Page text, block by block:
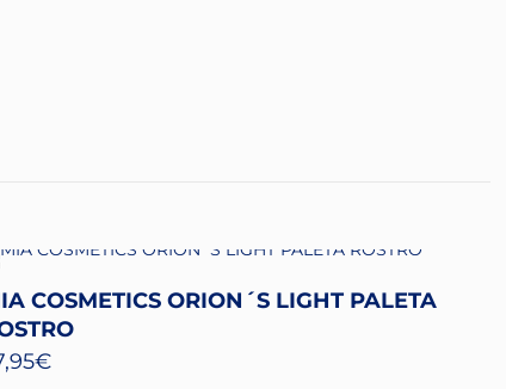
COSMETICS ORION´S LIGHT PALETA
€